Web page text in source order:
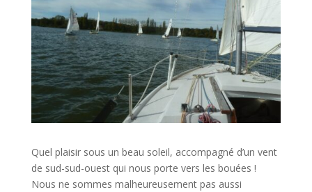
Quel plaisir sous un beau soleil, accompagné d’un vent
de sud-sud-ouest qui nous porte vers les bouées !
Nous ne sommes malheureusement pas aussi